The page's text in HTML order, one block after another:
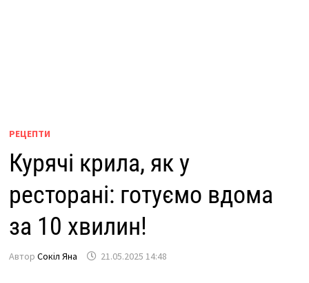
РЕЦЕПТИ
Курячі крила, як у
ресторані: готуємо вдома
за 10 хвилин!
Автор Сокіл Яна 21.05.2025 14:48